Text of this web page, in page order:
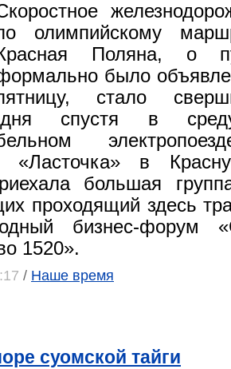
олимпийскому
Поляна, о
было
стало
спустя в
«Ласточка» в
большая
проходящий здесь
бизнес-форум
1520».
/ Наше время
суомской тайги